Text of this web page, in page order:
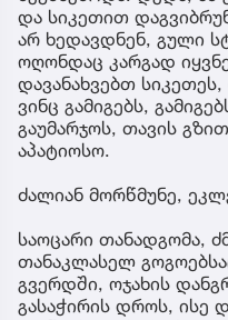
და სიკეთით
არ ხედავდნენ, გული
ოღონდაც კარგად
დავანახვებთ
ვინც გამიგებს,
გაუმარჯოს, თავის
აპატიოსო.
ძალიან მორწმუნე,
საოცარი თანადგომა,
თანაკლასელ
გვერდში, ოჯახის
გასაჭირის დროს, ისე